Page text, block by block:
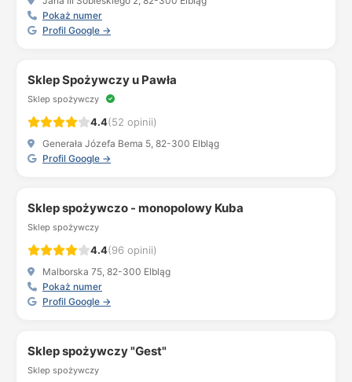
Pokaż numer
Profil Google →
Sklep Spożywczy u Pawła
Sklep spożywczy
4.4(52 opinii)
Generała Józefa Bema 5, 82-300 Elbląg
Profil Google →
Sklep spożywczo - monopolowy Kuba
Sklep spożywczy
4.4(96 opinii)
Malborska 75, 82-300 Elbląg
Pokaż numer
Profil Google →
Sklep spożywczy "Gest"
Sklep spożywczy